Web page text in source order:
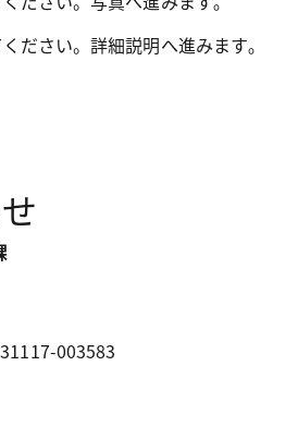
ださい。詳細説明へ進みます｡
003583